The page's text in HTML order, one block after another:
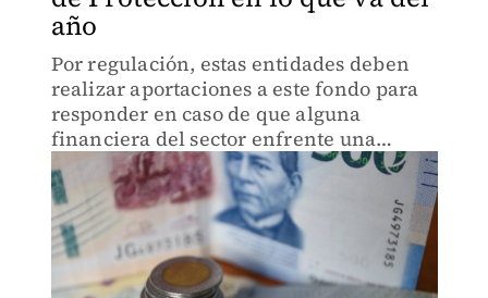
año
Por regulación, estas entidades deben
realizar aportaciones a este fondo para
responder en caso de que alguna
financiera del sector enfrente una
problemática de liquidación.